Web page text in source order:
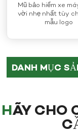
Mũ bảo hiểm xe
vời nhẹ nhất tùy
mẫu logo
DANH MỤC
HÃY CHO CHÚNG TÔI BIẾT NHU